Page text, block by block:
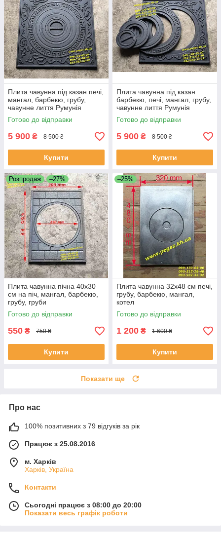
Плита чавунна під казан печі,
мангал, барбекю, грубу,
чавунне лиття Румунія
Готово до відправки
5 900 ₴ 8 500 ₴
Купити
Плита чавунна під казан
барбекю, печі, мангал, грубу,
чавунне лиття Румунія
Готово до відправки
5 900 ₴ 8 500 ₴
Купити
Розпродаж –27%
Плита чавунна пічна 40х30
см на піч, мангал, барбекю,
грубу, груби
Готово до відправки
550 ₴ 750 ₴
Купити
–25%
Плита чавунна 32х48 см печі,
грубу, барбекю, мангал,
котел
Готово до відправки
1 200 ₴ 1 600 ₴
Купити
Показати ще
Про нас
100% позитивних з 79 відгуків за рік
Працює з 25.08.2016
м. Харків
Харків, Україна
Контакти
Сьогодні працює з 08:00 до 20:00
Показати весь графік роботи